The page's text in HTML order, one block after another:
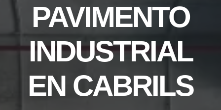
PAVIMENTO
INDUSTRIAL
EN CABRILS